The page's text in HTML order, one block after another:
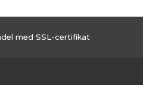
med SSL-certifikat